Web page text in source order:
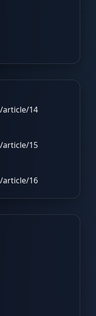
article/14
article/15
article/16